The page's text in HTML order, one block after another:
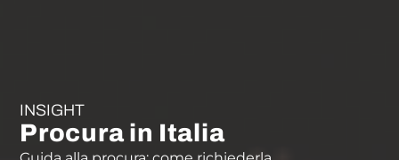
INSIGHT
Procura in Italia